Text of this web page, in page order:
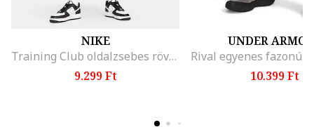
NIKE
Training Club oldalzsebes rövidnadrág, Fekete
9.299 Ft
UNDER
10.399 Ft